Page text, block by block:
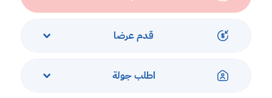
قدم عرضا
اطلب جولة
* الغرور مكافحة
أدوات المطبخ:
* ثلاجة مدمجة
* بنيت في الفرن
* مسطح مدمج